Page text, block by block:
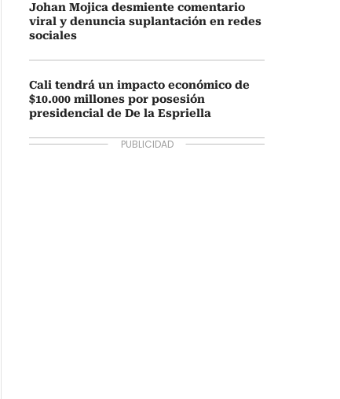
Johan Mojica desmiente comentario
viral y denuncia suplantación en redes
sociales
Cali tendrá un impacto económico de
$10.000 millones por posesión
presidencial de De la Espriella